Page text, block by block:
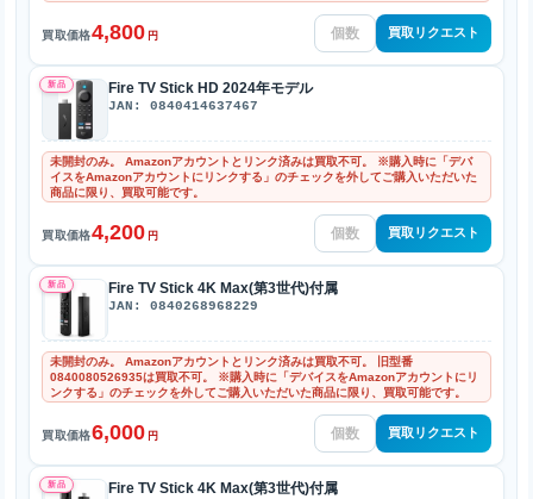
買取価格4,800 円 買取リクエスト
新品 Fire TV Stick HD 2024年モデル
JAN: 0840414637467
未開封のみ。 Amazonアカウントとリンク済みは買取不可。 ※購入時に「デバ
イスをAmazonアカウントにリンクする」のチェックを外してご購入いただいた
商品に限り、買取可能です。
買取価格4,200 円 買取リクエスト
新品 Fire TV Stick 4K Max(第3世代)付属
JAN: 0840268968229
未開封のみ。 Amazonアカウントとリンク済みは買取不可。 旧型番
0840080526935は買取不可。 ※購入時に「デバイスをAmazonアカウントにリ
ンクする」のチェックを外してご購入いただいた商品に限り、買取可能です。
買取価格6,000 円 買取リクエスト
新品 Fire TV Stick 4K Max(第3世代)付属